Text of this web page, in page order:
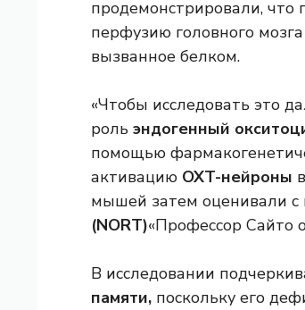
продемонстрировали,
перфузию головного
вызванное белком.
«Чтобы исследовать это
роль эндогенный
помощью
активацию OXT-нейроны
мышей затем оценивали
(NORT)«Профессор Сайто
В исследовании
памяти, поскольку его